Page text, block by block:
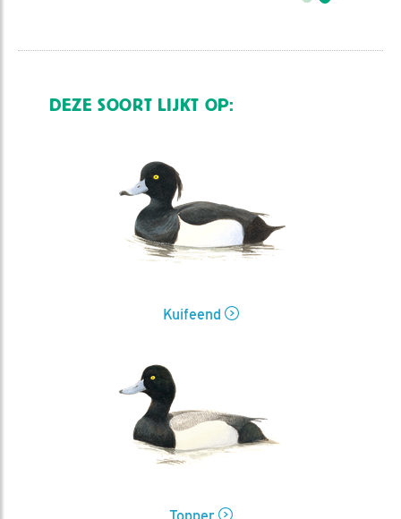
DEZE SOORT LIJKT OP:
Kuifeend